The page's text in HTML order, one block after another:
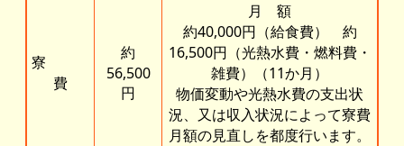
寮
費
約
56,500
円
月 額
約40,000円（給食費） 約
16,500円（光熱水費・燃料費・
雑費）（11か月）
物価変動や光熱水費の支出状
況、又は収入状況によって寮費
月額の見直しを都度行います。